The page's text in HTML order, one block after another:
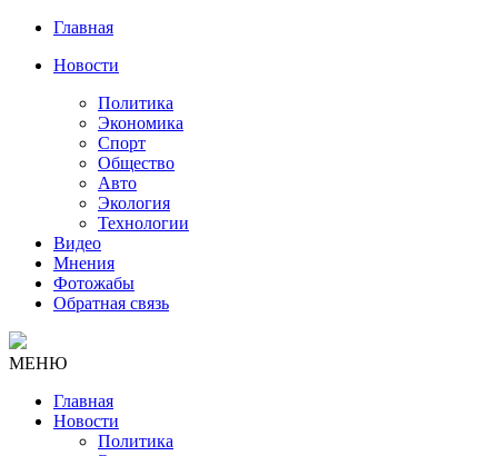
Главная
Новости
Политика
Экономика
Спорт
Общество
Авто
Экология
Технологии
Видео
Мнения
Фотожабы
Обратная связь
МЕНЮ
Главная
Новости
Политика